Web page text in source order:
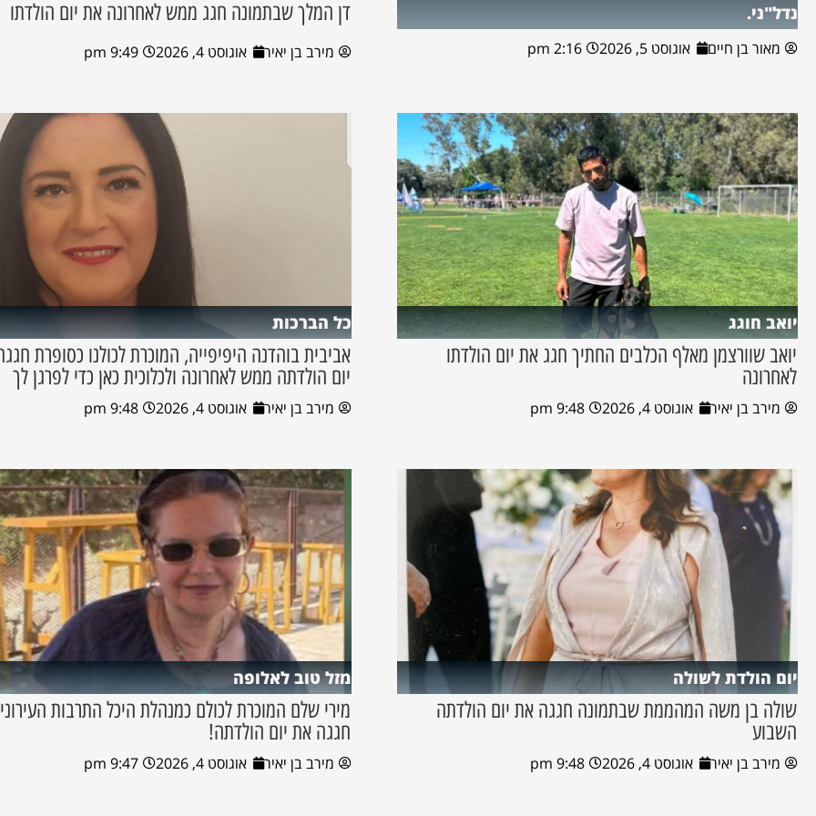
נדל"ני.
מאור בן חיים אוגוסט 5, 2026 2:16 pm
דן המלך שבתמונה חגג ממש לאחרונה את יום הולדתו
מירב בן יאיר אוגוסט 4, 2026 9:49 pm
יואב חוגג
יואב שוורצמן מאלף הכלבים החתיך חגג את יום הולדתו
לאחרונה
מירב בן יאיר אוגוסט 4, 2026 9:48 pm
כל הברכות
אביבית בוהדנה היפיפייה, המוכרת לכולנו כסופרת
יום הולדתה ממש לאחרונה ולכלוכית כאן כדי לפרגן לך
מירב בן יאיר אוגוסט 4, 2026 9:48 pm
יום הולדת לשולה
שולה בן משה המהממת שבתמונה חגגה את יום הולדתה
השבוע
מירב בן יאיר אוגוסט 4, 2026 9:48 pm
מזל טוב לאלופה
מירי שלם המוכרת לכולם כמנהלת היכל התרבות
חגגה את יום הולדתה!
מירב בן יאיר אוגוסט 4, 2026 9:47 pm